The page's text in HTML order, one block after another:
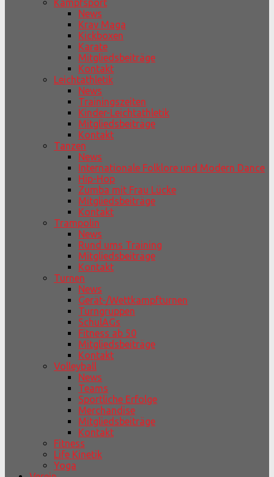
Kampfsport
News
Krav Maga
Kickboxen
Karate
Mitgliedsbeiträge
Kontakt
Leichtathletik
News
Trainingszeiten
Kinder-Leichtathletik
Mitgliedsbeiträge
Kontakt
Tanzen
News
Internationale Folklore und Modern Dance
Hip-Hop
Zumba mit Frau Lücke
Mitgliedsbeiträge
Kontakt
Trampolin
News
Rund ums Training
Mitgliedsbeiträge
Kontakt
Turnen
News
Gerät-/Wettkampfturnen
Turngruppen
SchulAGs
Fitness ab 50
Mitgliedsbeiträge
Kontakt
Volleyball
News
Teams
Sportliche Erfolge
Merchandise
Mitgliedsbeiträge
Kontakt
Fitness
Life Kinetik
Yoga